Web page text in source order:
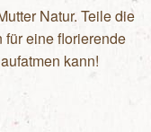
Natur. Teile die
eine florierende
kann!